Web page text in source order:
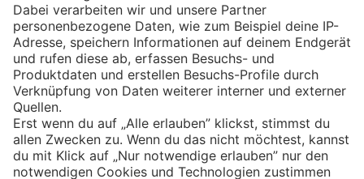
Eishockey